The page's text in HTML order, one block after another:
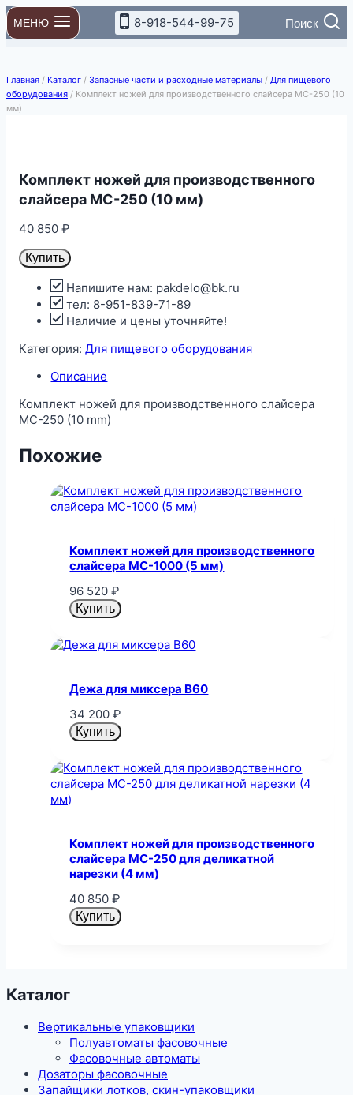
Перейти
к
содержимому
МЕНЮ 8-918-544-99-75 Поиск
Главная / Каталог / Запасные части и расходные материалы / Для пищевого
оборудования / Комплект ножей для производственного слайсера MC-250 (10
мм)
Комплект ножей для производственного
слайсера MC-250 (10 мм)
40 850₽
Купить
Напишите нам: pakdelo@bk.ru
тел: 8-951-839-71-89
Наличие и цены уточняйте!
Категория:Для пищевого оборудования
Описание
Комплект ножей для производственного слайсера
MC-250 (10 mm)
Похожие
Комплект ножей для производственного
слайсера MC-1000 (5 мм)
96 520₽
Купить
Дежа для миксера B60
34 200₽
Купить
Комплект ножей для производственного
слайсера MC-250 для деликатной
нарезки (4 мм)
40 850₽
Купить
Каталог
Вертикальные упаковщики
Полуавтоматы фасовочные
Фасовочные автоматы
Дозаторы фасовочные
Запайщики лотков, скин-упаковщики